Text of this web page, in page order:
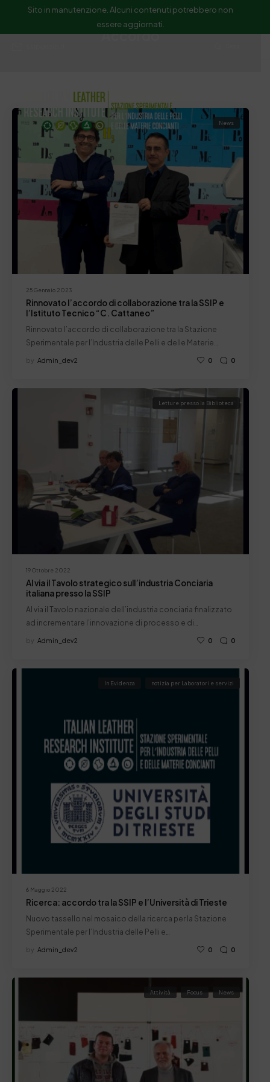
Sito in manutenzione. Alcuni contenuti potrebbero non
essere aggiornati.
Accordo
25 Gennaio 2023
News
Rinnovato l’accordo di collaborazione tra la SSIP e
l’Istituto Tecnico “C. Cattaneo”
Rinnovato l’accordo di collaborazione tra la Stazione
Sperimentale per l’Industria delle Pelli e delle Materie…
by Admin_dev2 0 0
19 Ottobre 2022
Letture presso la Biblioteca
Al via il Tavolo strategico sull’industria Conciaria
italiana presso la SSIP
Al via il Tavolo nazionale dell’industria conciaria finalizzato
ad incrementare l’innovazione di processo e di…
by Admin_dev2 0 0
6 Maggio 2022
In Evidenza notizia per Laboratori e servizi
Ricerca: accordo tra la SSIP e l’Università di Trieste
Nuovo tassello nel mosaico della ricerca per la Stazione
Sperimentale per l’Industria delle Pelli e…
by Admin_dev2 0 0
Attività Focus News